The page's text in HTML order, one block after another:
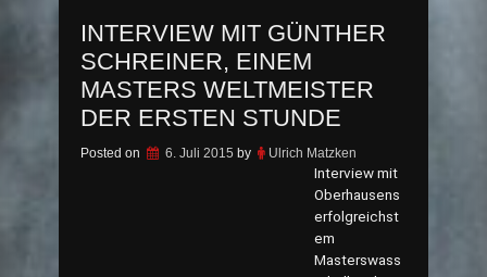
INTERVIEW MIT GÜNTHER
SCHREINER, EINEM
MASTERS WELTMEISTER
DER ERSTEN STUNDE
Posted on 6. Juli 2015 by Ulrich Matzken
Interview mit
Oberhausens
erfolgreichst
em
Masterswass